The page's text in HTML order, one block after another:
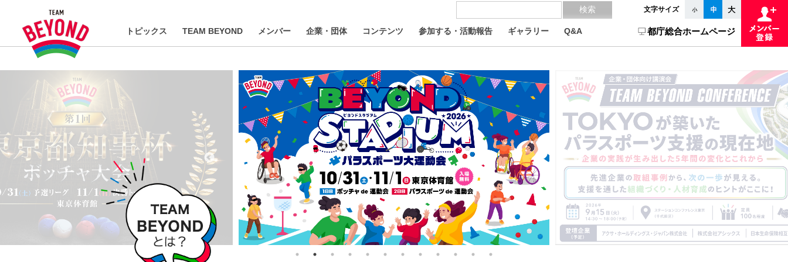
文字サイズ
トピックス TEAM BEYOND メンバー 企業・団体 コンテンツ 参加する・活動報告 ギャラリー Q&A 都庁総合ホームページ